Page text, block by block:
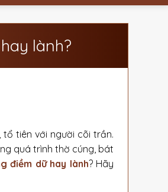
lành?
tiên với người cõi trần.
quá trình thờ cúng, bát
điềm dữ hay lành? Hãy